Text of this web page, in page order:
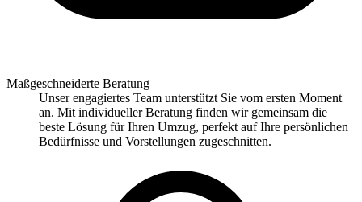
Maßgeschneiderte Beratung
Unser engagiertes Team unterstützt Sie vom ersten Moment
an. Mit individueller Beratung finden wir gemeinsam die
beste Lösung für Ihren Umzug, perfekt auf Ihre persönlichen
Bedürfnisse und Vorstellungen zugeschnitten.